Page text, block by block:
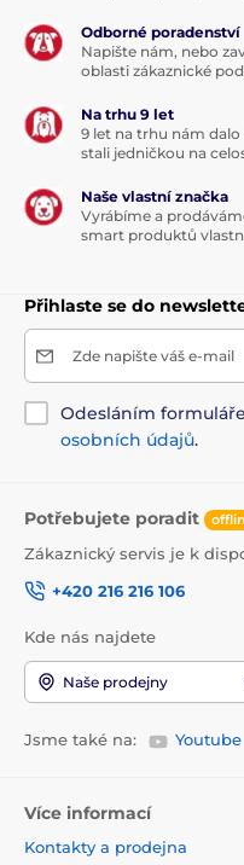
Odborné poradenství
Napište nám, nebo
oblasti zákaznické
Na trhu 9 let
9 let na trhu nám
stali jedničkou na
Naše vlastní značka
Vyrábíme a
smart produktů
Přihlaste se do
Zde napište váš e-mail
Odesláním
osobních údajů.
Potřebujete poradit
Zákaznický servis je k
+420 216 216 106
Kde nás najdete
Naše prodejny
Jsme také na: Youtube
Více informací
Kontakty a prodejna